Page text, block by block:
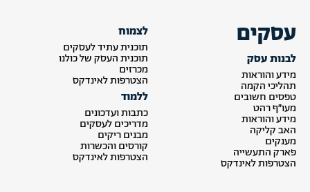
עסקים
לבנות עסק
מידע והוראות
תהליכי הקמה
טפסים חשובים
מעו״ף רהט
מידע והוראות
האב קליקה
מענקים
פארק התעשייה
הצטרפות לאינדקס
לצמוח
תוכנית עתיד לעסקים
תוכנית העסק של כולנו
מכרזים
הצטרפות לאינדקס
ללמוד
כתבות ועדכונים
מדריכים לעסקים
מבנים ריקים
קורסים והכשרות
הצטרפות לאינדקס